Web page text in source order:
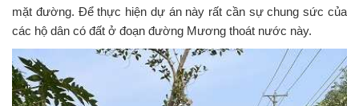
t
o
n
mặt đường. Để thực hiện dự án này rất cần sự chung sức của
các hộ dân có đất ở đoạn đường Mương thoát nước này.